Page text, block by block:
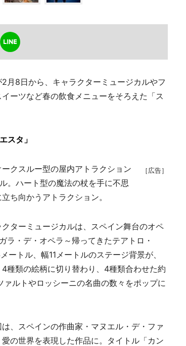
8日から、キャラクターミュージカルやフ
ーツなど春の飲食メニューをそろえた「ス
スタ」
［広告］
クスルー型の屋内アトラクション
。ハート型の魔法の杖を手に不思
ち向かうアトラクション。
ターミュージカルは、スペイン舞台のオペ
ラ・デ・オペラ～帰ってきたテアトロ・
トル、幅11メートルのステージ背景が、
種類の絵柄に切り替わり、4種類合わせた約
ルトやロッシーニの名曲の数々をポップに
、スペインの作曲家・マヌエル・デ・ファ
の世界を表現した作品に。タイトル「カン